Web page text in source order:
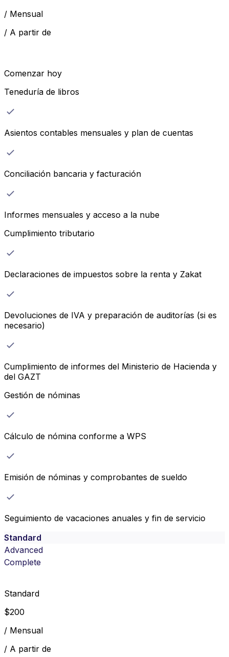
/ Mensual
/ A partir de
Comenzar hoy
Teneduría de libros
Asientos contables mensuales y plan de cuentas
Conciliación bancaria y facturación
Informes mensuales y acceso a la nube
Cumplimiento tributario
Declaraciones de impuestos sobre la renta y Zakat
Devoluciones de IVA y preparación de auditorías (si es
necesario)
Cumplimiento de informes del Ministerio de Hacienda y
del GAZT
Gestión de nóminas
Cálculo de nómina conforme a WPS
Emisión de nóminas y comprobantes de sueldo
Seguimiento de vacaciones anuales y fin de servicio
Standard
Advanced
Complete
Standard
$200
/ Mensual
/ A partir de